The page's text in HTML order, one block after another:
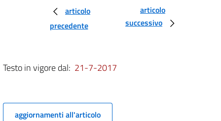
3 sexies
3 septies
L'AUTORIZZAZIONE INTEGRATA AMBIENTALE (IPPC)
TITOLO I
(AIA).))
4
articolo
precedente
articolo
successivo
Testo in vigore dal: 21-7-2017
aggiornamenti all'articolo